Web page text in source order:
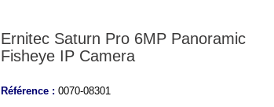
Ernitec Saturn Pro 6MP Panoramic
Fisheye IP Camera
Référence : 0070-08301